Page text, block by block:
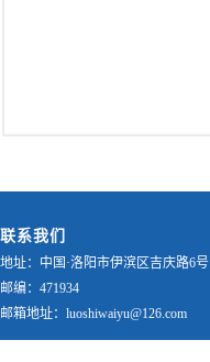
联系我们
地址：中国·洛阳市伊滨区吉庆路6号
邮编：471934
邮箱地址：luoshiwaiyu@126.com